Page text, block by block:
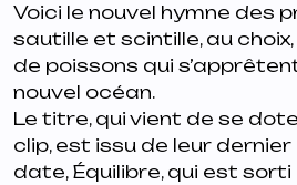
Voici le nouvel hymne des
sautille et scintille, au
de poissons qui
nouvel océan.
Le titre, qui vient de se
clip, est issu de leur dernier
date, Équilibre, qui est sorti